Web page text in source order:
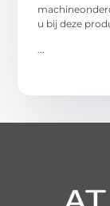
u bij deze
...